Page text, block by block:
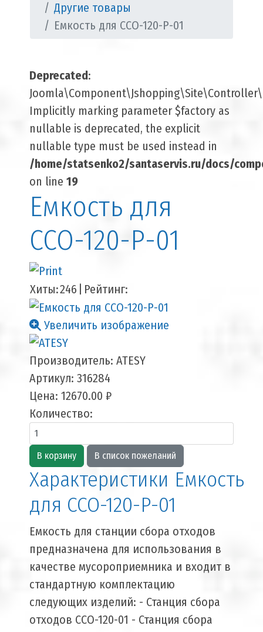
Другие товары
Емкость для ССО-120-Р-01
Deprecated:
Implicitly marking parameter $factory as
nullable is deprecated, the explicit
nullable type must be used instead in
/home/statsenko2/santaservis.ru/docs/
on line 19
Емкость для
ССО-120-Р-01
Хиты:246 Рейтинг:
Увеличить изображение
Производитель: ATESY
Артикул: 316284
Цена: 12670.00 ₽
Количество:
Характеристики Емкость
для ССО-120-Р-01
Емкость для станции сбора отходов
предназначена для использования в
качестве мусороприемника и входит в
стандартную комплектацию
следующих изделий: - Станция сбора
отходов ССО-120-01 - Станция сбора